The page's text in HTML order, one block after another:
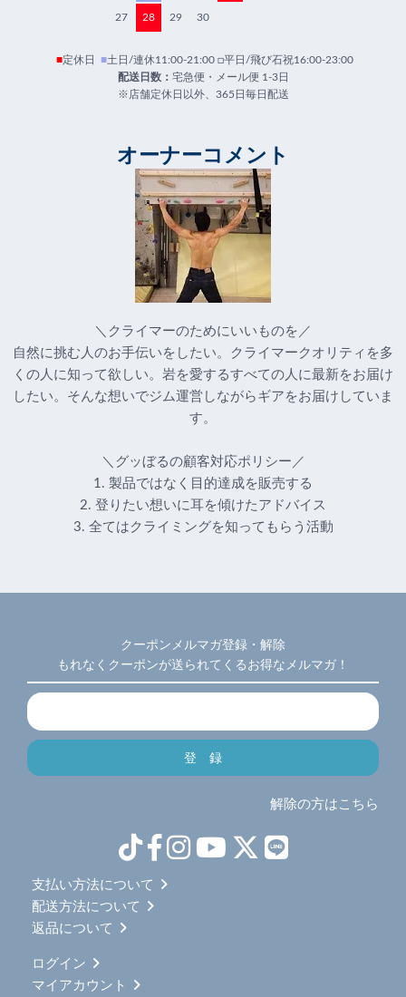
27 28 29 30
■定休日 ■土日/連休11:00-21:00 □平日/飛び石祝16:00-23:00
配送日数： 宅急便・メール便 1-3日
※店舗定休日以外、365日毎日配送
オーナーコメント
＼クライマーのためにいいものを／
自然に挑む人のお手伝いをしたい。クライマークオリティを多
くの人に知って欲しい。岩を愛するすべての人に最新をお届け
したい。そんな想いでジム運営しながらギアをお届けしていま
す。
＼グッぼるの顧客対応ポリシー／
1. 製品ではなく目的達成を販売する
2. 登りたい想いに耳を傾けたアドバイス
3. 全てはクライミングを知ってもらう活動
クーポンメルマガ登録・解除
もれなくクーポンが送られてくるお得なメルマガ！
解除の方はこちら
支払い方法について
配送方法について
返品について
ログイン
マイアカウント